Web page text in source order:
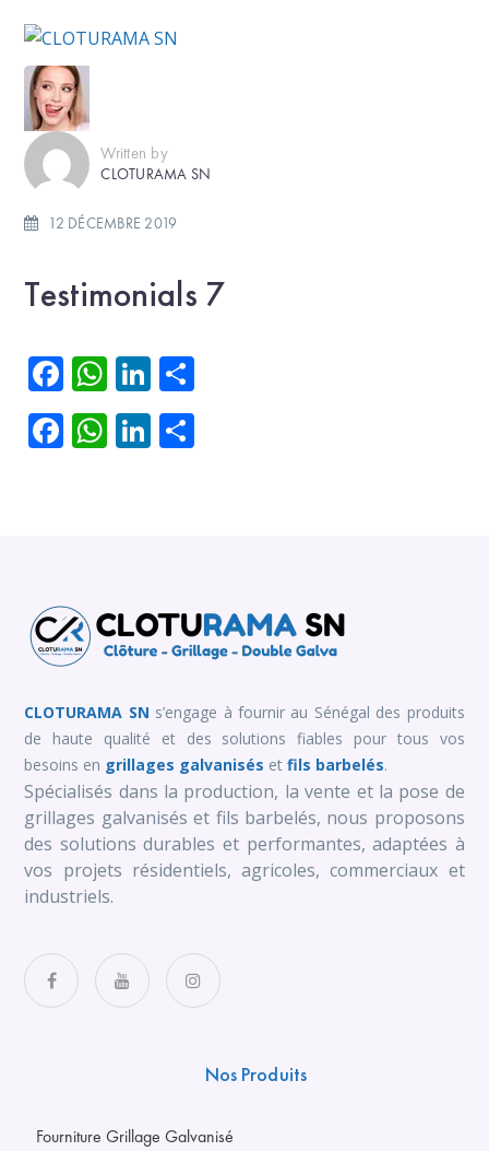
Written by
CLOTURAMA SN
12 DÉCEMBRE 2019
Testimonials 7
Facebook
WhatsApp
LinkedIn
Facebook
WhatsApp
LinkedIn
CLOTURAMA SN s’engage à fournir au Sénégal des produits
de haute qualité et des solutions fiables pour tous vos
besoins en grillages galvanisés etfils barbelés.
Spécialisés dans la production, la vente et la pose de
grillages galvanisés et fils barbelés, nous proposons
des solutions durables et performantes, adaptées à
vos projets résidentiels, agricoles, commerciaux et
industriels.
Nos Produits
Fourniture Grillage Galvanisé